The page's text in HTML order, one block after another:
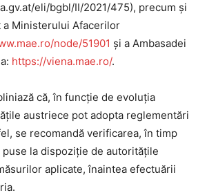
eli/bgbl/II/2021/475), precum şi
a Ministerului Afacerilor
node/51901 şi a Ambasadei
https://viena.mae.ro/.
că, în funcţie de evoluţia
austriece pot adopta reglementări
se recomandă verificarea, în timp
la dispoziţie de autorităţile
aplicate, înaintea efectuării